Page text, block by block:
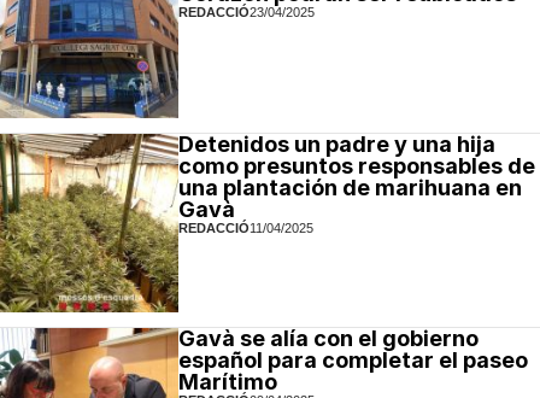
REDACCIÓ23/04/2025
Detenidos un padre y una hija
como presuntos responsables de
una plantación de marihuana en
Gavà
REDACCIÓ11/04/2025
Gavà se alía con el gobierno
español para completar el paseo
Marítimo